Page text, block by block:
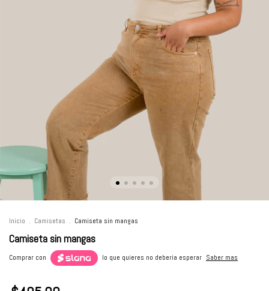
Inicio . Camisetas . Camiseta sin mangas
Camiseta sin mangas
Comprar con lo que quieres no deberia esperar Saber mas